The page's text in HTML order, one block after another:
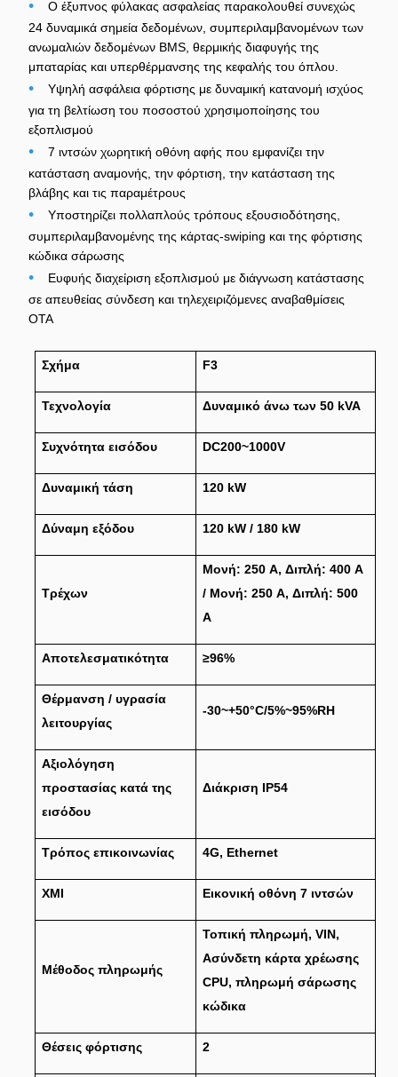
•
Ο έξυπνος φύλακας ασφαλείας παρακολουθεί συνεχώς
24 δυναμικά σημεία δεδομένων, συμπεριλαμβανομένων των
ανωμαλιών δεδομένων BMS, θερμικής διαφυγής της
μπαταρίας και υπερθέρμανσης της κεφαλής του όπλου.
•
Υψηλή ασφάλεια φόρτισης με δυναμική κατανομή ισχύος
για τη βελτίωση του ποσοστού χρησιμοποίησης του
εξοπλισμού
•
7 ιντσών χωρητική οθόνη αφής που εμφανίζει την
κατάσταση αναμονής, την φόρτιση, την κατάσταση της
βλάβης και τις παραμέτρους
•
Υποστηρίζει πολλαπλούς τρόπους εξουσιοδότησης,
συμπεριλαμβανομένης της κάρτας-swiping και της φόρτισης
κώδικα σάρωσης
•
Ευφυής διαχείριση εξοπλισμού με διάγνωση κατάστασης
σε απευθείας σύνδεση και τηλεχειριζόμενες αναβαθμίσεις
OTA
Σχήμα F3
Τεχνολογία Δυναμικό άνω των 50 kVA
Συχνότητα εισόδου DC200~1000V
Δυναμική τάση 120 kW
Δύναμη εξόδου 120 kW / 180 kW
Τρέχων
Μονή: 250 A, Διπλή: 400 A
/ Μονή: 250 A, Διπλή: 500
A
Αποτελεσματικότητα ≥96%
Θέρμανση / υγρασία
λειτουργίας
-30~+50°C/5%~95%RH
Αξιολόγηση
προστασίας κατά της
εισόδου
Διάκριση IP54
Τρόπος επικοινωνίας 4G, Ethernet
ΧΜΙ Εικονική οθόνη 7 ιντσών
Μέθοδος πληρωμής
Τοπική πληρωμή, VIN,
Ασύνδετη κάρτα χρέωσης
CPU, πληρωμή σάρωσης
κώδικα
Θέσεις φόρτισης 2